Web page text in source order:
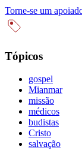
Torne-se um
Tópicos
gospel
Mianmar
missão
médicos
budistas
Cristo
salvação